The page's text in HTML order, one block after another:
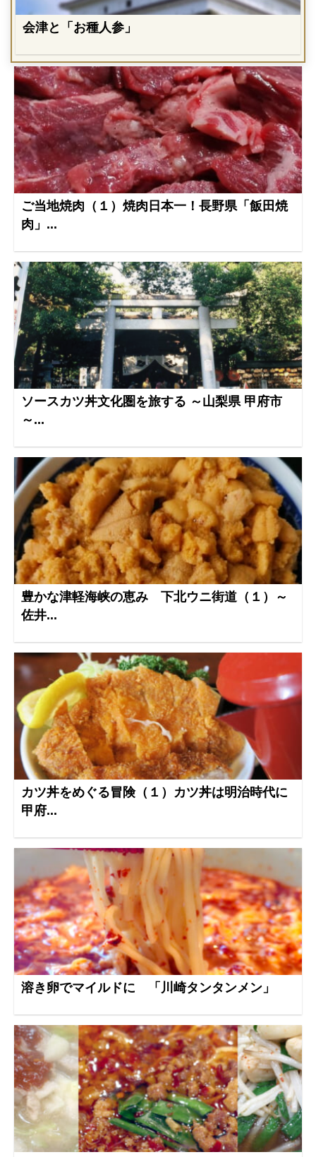
会津と「お種人参」
ご当地焼肉（１）焼肉日本一！長野県「飯田焼
肉」...
ソースカツ丼文化圏を旅する ～山梨県 甲府市
～...
豊かな津軽海峡の恵み 下北ウニ街道（１）～
佐井...
カツ丼をめぐる冒険（１）カツ丼は明治時代に
甲府...
溶き卵でマイルドに 「川崎タンタンメン」